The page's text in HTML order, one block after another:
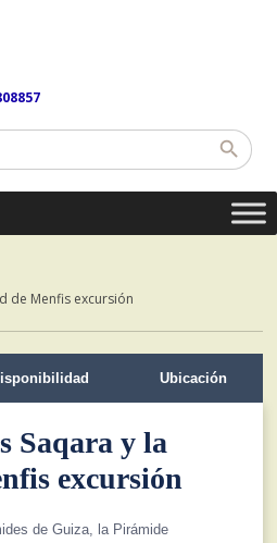
de Menfis excursión
Ubicación
Saqara y la
excursión
de Guiza, la Pirámide